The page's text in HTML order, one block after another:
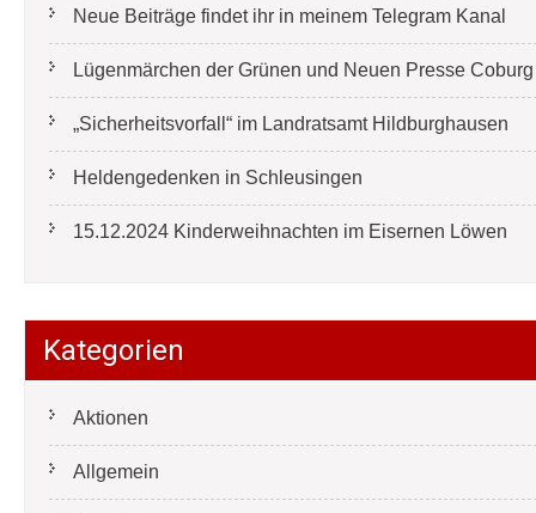
Neue Beiträge findet ihr in meinem Telegram Kanal
Lügenmärchen der Grünen und Neuen Presse
„Sicherheitsvorfall“ im Landratsamt Hildburghausen
Heldengedenken in Schleusingen
15.12.2024 Kinderweihnachten im Eisernen Löwen
Kategorien
Aktionen
Allgemein